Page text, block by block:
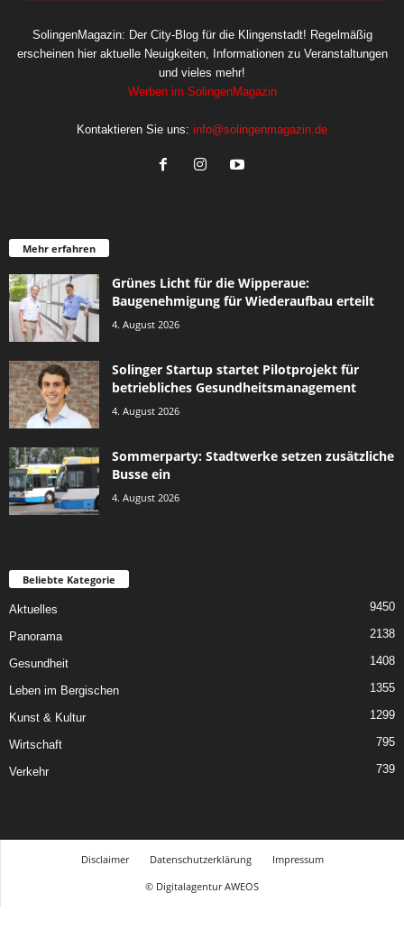
SolingenMagazin: Der City-Blog für die Klingenstadt! Regelmäßig
erscheinen hier aktuelle Neuigkeiten, Informationen zu Veranstaltungen
und vieles mehr!
Werben im SolingenMagazin
Kontaktieren Sie uns: info@solingenmagazin.de
Mehr erfahren
Grünes Licht für die Wipperaue:
Baugenehmigung für Wiederaufbau erteilt
4. August 2026
Solinger Startup startet Pilotprojekt für
betriebliches Gesundheitsmanagement
4. August 2026
Sommerparty: Stadtwerke setzen zusätzliche
Busse ein
4. August 2026
Beliebte Kategorie
Aktuelles 9450
Panorama 2138
Gesundheit 1408
Leben im Bergischen 1355
Kunst & Kultur 1299
Wirtschaft 795
Verkehr 739
Disclaimer Datenschutzerklärung
Impressum
© Digitalagentur AWEOS